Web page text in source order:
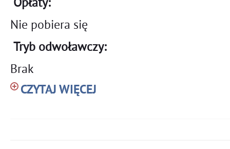
Nie pobiera się
Tryb odwoławczy:
Brak
CZYTAJ WIĘCEJ